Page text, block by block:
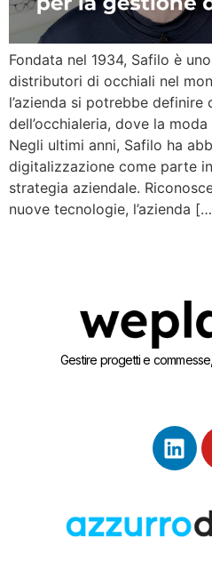
Fondata nel 1934, Safilo è
distributori di occhiali nel
l’azienda si potrebbe definire
dell’occhialeria, dove la
Negli ultimi anni, Safilo ha
digitalizzazione come parte
strategia aziendale.
nuove tecnologie, l’azienda
Gestire progetti e